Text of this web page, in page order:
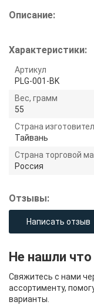
Описание:
Характеристики:
Артикул
PLG-001-BK
Вес, грамм
55
Страна
Тайвань
Страна торговой
Россия
Отзывы:
Написать отзыв
Не нашли что
Свяжитесь с нами
ассортименту,
варианты.